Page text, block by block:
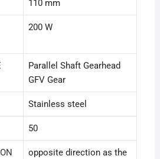
110 mm
200 W
Parallel Shaft Gearhead
GFV Gear
Stainless steel
50
opposite direction as the